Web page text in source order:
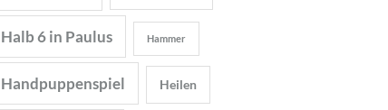
Halb 6 in Paulus Hammer
Handpuppenspiel Heilen